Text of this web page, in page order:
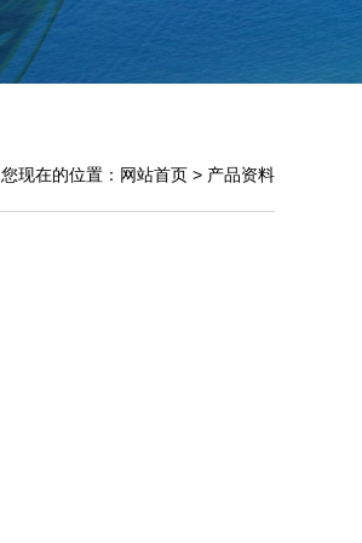
您现在的位置：网站首页 > 产品资料